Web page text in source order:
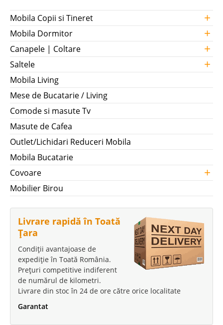
Mobila Copii si Tineret +
Mobila Dormitor +
Canapele | Coltare +
Saltele +
Mobila Living
Mese de Bucatarie / Living
Comode si masute Tv
Masute de Cafea
Outlet/Lichidari Reduceri Mobila
Mobila Bucatarie
Covoare
+
Mobilier Birou
Livrare rapidă în Toată
Țara
Condiții avantajoase de
expediție în Toată România.
Prețuri competitive indiferent
de numărul de kilometri.
Livrare din stoc în 24 de ore către orice localitate
Garantat